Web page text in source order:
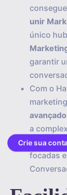
unir
único
garantir
Com o
a
focadas
Crie sua